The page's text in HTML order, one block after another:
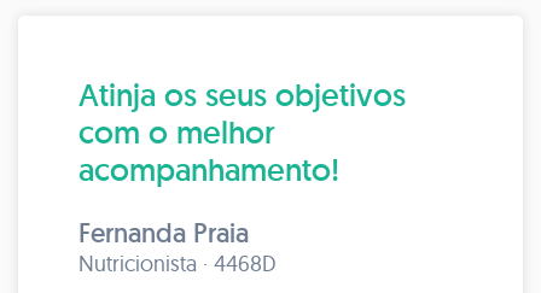
Atinja os seus objetivos
com o melhor
acompanhamento!
Fernanda Praia
Nutricionista · 4468D